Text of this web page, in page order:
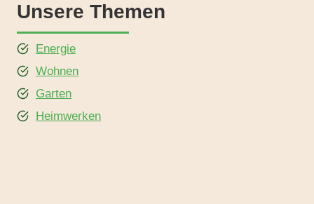
Unsere Themen
Energie
Wohnen
Garten
Heimwerken